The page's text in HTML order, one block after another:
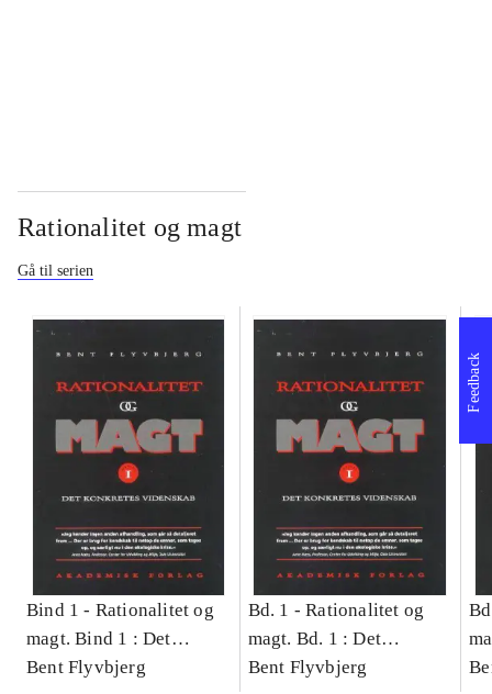
Rationalitet og magt
Gå til serien
Bind 1 - Rationalitet og
magt. Bind 1 : Det
konkretes videnskab
Bent Flyvbjerg
Bd. 1 -Rationalitet og
magt. Bd. 1 : Det
konkretes videnskab
Bent Flyvbjerg
Feedback